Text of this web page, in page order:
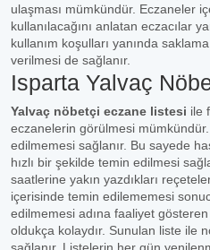
ulaşması mümkündür. Eczaneler
kullanılacağını anlatan eczacılar
kullanım koşulları yanında
verilmesi de sağlanır.
Isparta Yalvaç
Yalvaç nöbetçi eczane listesi ile
eczanelerin görülmesi
edilmemesi sağlanır. Bu sayede
hızlı bir şekilde temin edilmesi
saatlerine yakın yazdıkları
içerisinde temin edilememesi
edilmemesi adına faaliyet
oldukça kolaydır. Sunulan liste ile